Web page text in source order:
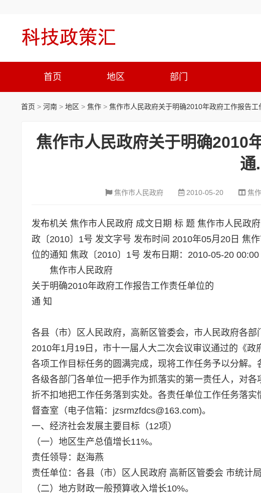
首页 地区 部门
首页 > 河南 > 地区 > 焦作 > 焦作市人民政府关于明确2010年政府工作报告工
焦作市人民政府关于明确2010
通
焦作市人民政府 2010-05-20 焦作
发布机关 焦作市人民政府 成文日期 标 题 焦作市人民政
政〔2010〕1号 发文字号 发布时间 2010年05月20日 焦
位的通知 焦政〔2010〕1号 发布日期：2010-05-20 00:00
焦作市人民政府
关于明确2010年政府工作报告工作责任单位的
通 知
各县（市）区人民政府，高新区管委会，市人民政府各部
2010年1月19日，市十一届人大二次会议审议通过的《
各项工作目标任务的圆满完成，现将工作任务予以分解
各级各部门各单位一把手作为抓落实的第一责任人，对
折不扣地把工作任务落到实处。各责任单位工作任务落
督查室（电子信箱：jzsrmzfdcs@163.com)。
一、经济社会发展主要目标（12项）
（一）地区生产总值增长11%。
责任领导：赵海燕
责任单位：各县（市）区人民政府 高新区管委会 市统计局
（二）地方财政一般预算收入增长10%。